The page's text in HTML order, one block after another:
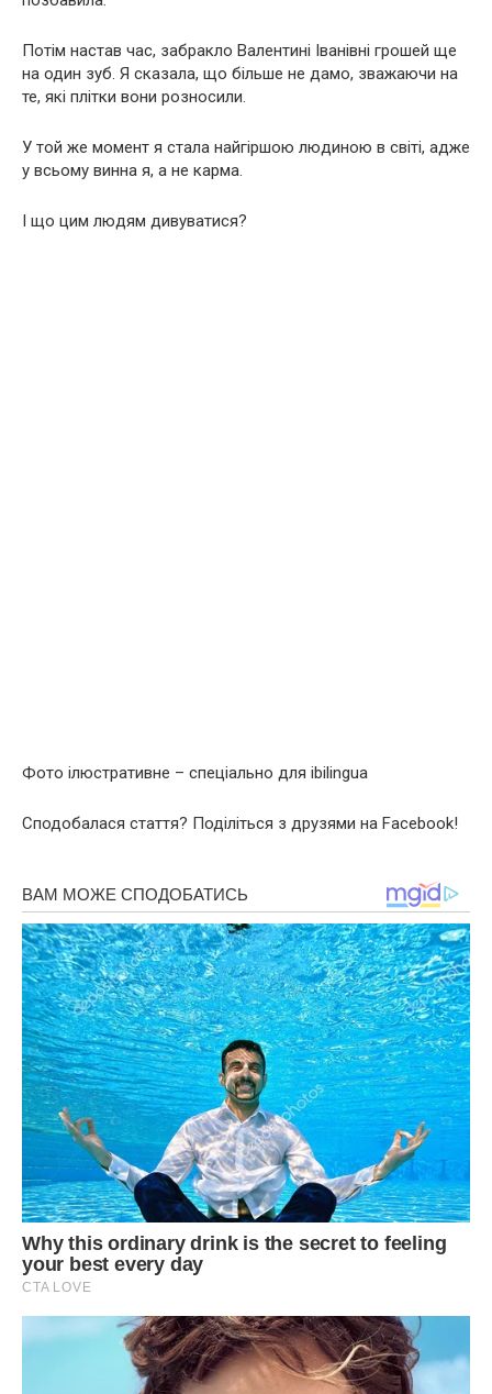
Потім настав час, забракло Валентині Іванівні грошей ще
на один зуб. Я сказала, що більше не дамо, зважаючи на
те, які плітки вони розносили.
У той же момент я стала найгіршою людиною в світі, адже
у всьому винна я, а не карма.
І що цим людям дивуватися?
Фото ілюстративне – спеціально для ibilingua
Сподобалася стаття? Поділіться з друзями на Facebook!